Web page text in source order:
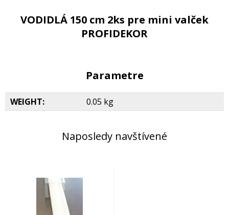
VODIDLÁ 150 cm 2ks pre mini valček
PROFIDEKOR
Parametre
WEIGHT: 0.05 kg
Naposledy navštívené